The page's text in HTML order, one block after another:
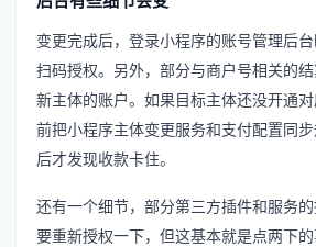
变更完成后，登录小程序的账号管理后
扫码授权。另外，部分与商户号相关的
新主体的账户。如果目标主体还没开通
前把小程序主体变更服务和支付配置同
后才发现收款卡住。
还有一个细节，部分第三方插件和服务
要重新授权一下，但这基本就是点两下的